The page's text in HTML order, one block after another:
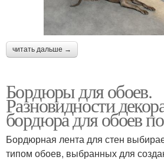
читать дальше →
Бордюры для обоев.
Разновидности
бордюра для обоев
Бордюрная лента для стен
типом обоев, выбранных для